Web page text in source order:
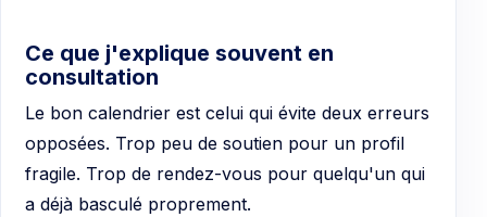
Ce que j'explique souvent en
consultation
Le bon calendrier est celui qui évite deux erreurs
opposées. Trop peu de soutien pour un profil
fragile. Trop de rendez-vous pour quelqu'un qui
a déjà basculé proprement.